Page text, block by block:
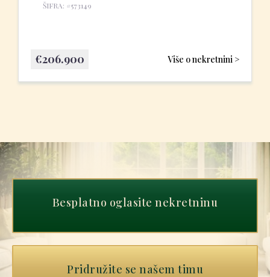
ŠIFRA: #573149
Više o nekretnini >
€206.900
Besplatno oglasite nekretninu
Pridružite se našem timu